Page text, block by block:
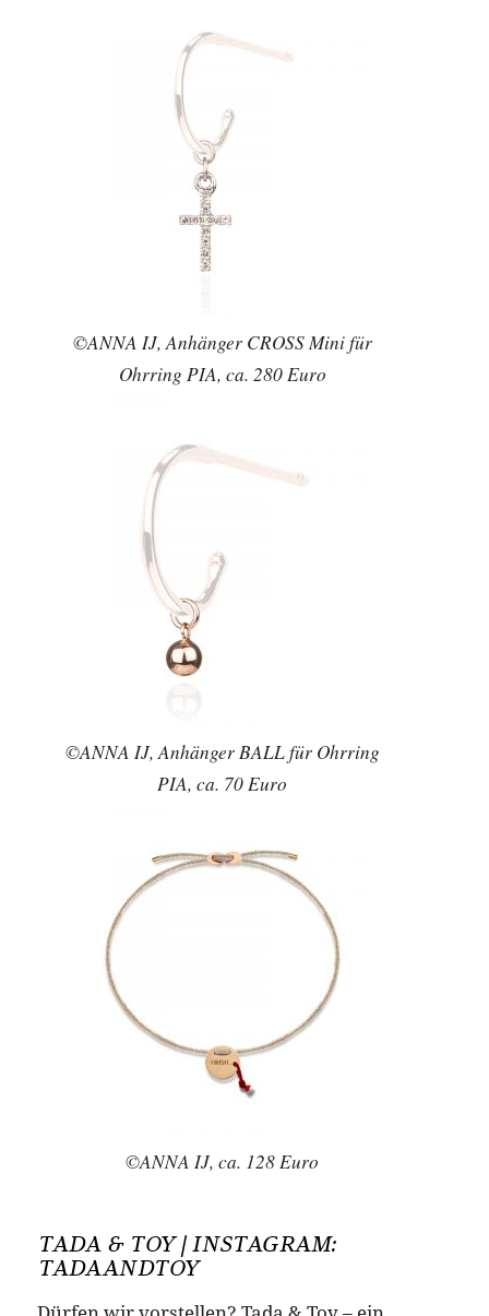
©ANNA IJ, Anhänger CROSS Mini für
Ohrring PIA, ca. 280 Euro
©ANNA IJ, Anhänger BALL für Ohrring
PIA, ca. 70 Euro
©ANNA IJ, ca. 128 Euro
TADA & TOY | INSTAGRAM:
TADAANDTOY